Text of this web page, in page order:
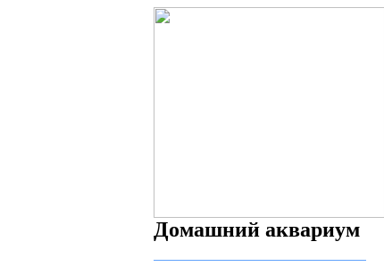
Домашний аквариум